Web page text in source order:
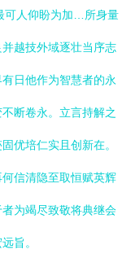
可人仰盼为加…所身量
越技外域逐壮当序志
日他作为智慧者的永
断卷永。立言持解之
优培仁实且创新在。
信清隐至取恒赋英辉
为竭尽致敬将典继会
旨。